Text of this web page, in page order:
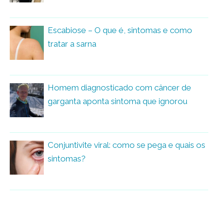
Escabiose – O que é, sintomas e como
tratar a sarna
Homem diagnosticado com câncer de
garganta aponta sintoma que ignorou
Conjuntivite viral: como se pega e quais os
sintomas?